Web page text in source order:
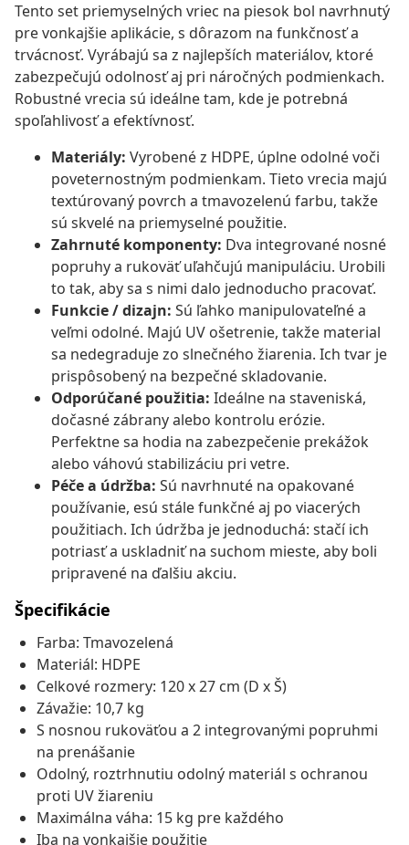
Tento set priemyselných vriec na piesok bol navrhnutý
pre vonkajšie aplikácie, s dôrazom na funkčnosť a
trvácnosť. Vyrábajú sa z najlepších materiálov, ktoré
zabezpečujú odolnosť aj pri náročných podmienkach.
Robustné vrecia sú ideálne tam, kde je potrebná
spoľahlivosť a efektívnosť.
Materiály: Vyrobené z HDPE, úplne odolné voči
poveternostným podmienkam. Tieto vrecia majú
textúrovaný povrch a tmavozelenú farbu, takže
sú skvelé na priemyselné použitie.
Zahrnuté komponenty: Dva integrované nosné
popruhy a rukoväť uľahčujú manipuláciu. Urobili
to tak, aby sa s nimi dalo jednoducho pracovať.
Funkcie / dizajn: Sú ľahko manipulovateľné a
veľmi odolné. Majú UV ošetrenie, takže material
sa nedegraduje zo slnečného žiarenia. Ich tvar je
prispôsobený na bezpečné skladovanie.
Odporúčané použitia: Ideálne na staveniská,
dočasné zábrany alebo kontrolu erózie.
Perfektne sa hodia na zabezpečenie prekážok
alebo váhovú stabilizáciu pri vetre.
Péče a údržba: Sú navrhnuté na opakované
používanie, esú stále funkčné aj po viacerých
použitiach. Ich údržba je jednoduchá: stačí ich
potriasť a uskladniť na suchom mieste, aby boli
pripravené na ďalšiu akciu.
Špecifikácie
Farba: Tmavozelená
Materiál: HDPE
Celkové rozmery: 120 x 27 cm (D x Š)
Závažie: 10,7 kg
S nosnou rukoväťou a 2 integrovanými popruhmi
na prenášanie
Odolný, roztrhnutiu odolný materiál s ochranou
proti UV žiareniu
Maximálna váha: 15 kg pre každého
Iba na vonkajšie použitie